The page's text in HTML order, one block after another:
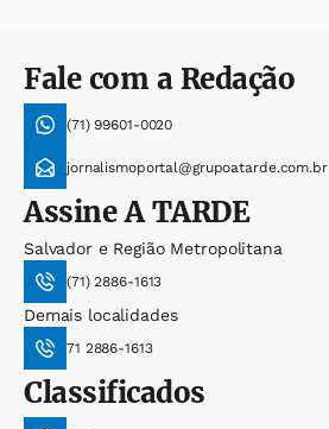
Fale com a Redação
(71) 99601-0020
jornalismoportal@grupoatarde.com.br
AssineA TARDE
Salvador e Região Metropolitana
(71) 2886-1613
Demais localidades
71 2886-1613
Classificados